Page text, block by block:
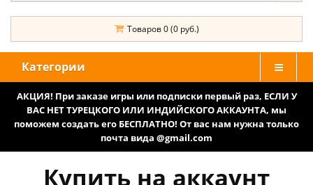
Товаров 0 (0 руб.)
Категории
АКЦИЯ! При заказе игры или подписки первый раз, ЕСЛИ У
ВАС НЕТ ТУРЕЦКОГО ИЛИ ИНДИЙСКОГО АККАУНТА, мы
поможем создать его БЕСПЛАТНО! От вас нам нужна только
почта вида @gmail.com
Купить на аккаунт